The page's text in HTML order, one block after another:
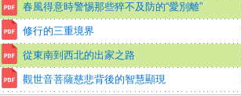
春風得意時警惕那些猝不及防的“愛別離”
修行的三重境界
從東南到西北的出家之路
觀世音菩薩慈悲背後的智慧顯現